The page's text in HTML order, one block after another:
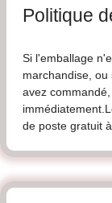
Politique
Si l'emballage
marchandise,
avez
de poste gratuit